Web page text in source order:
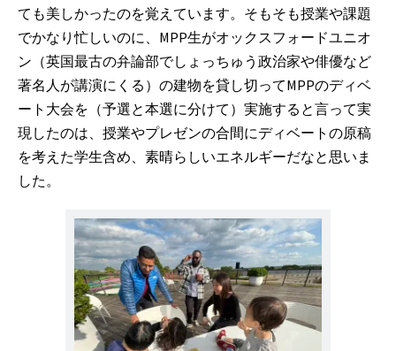
ても美しかったのを覚えています。そもそも授業や課題
でかなり忙しいのに、MPP生がオックスフォードユニオ
ン（英国最古の弁論部でしょっちゅう政治家や俳優など
著名人が講演にくる）の建物を貸し切ってMPPのディベ
ート大会を（予選と本選に分けて）実施すると言って実
現したのは、授業やプレゼンの合間にディベートの原稿
を考えた学生含め、素晴らしいエネルギーだなと思いま
した。